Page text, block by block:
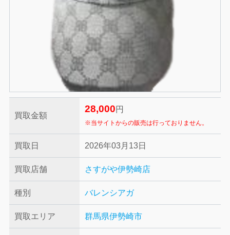
買取金額
28,000 円
※当サイトからの販売は行っておりません。
買取日 2026年03月13日
買取店舗 さすがや伊勢崎店
種別 バレンシアガ
買取エリア 群馬県伊勢崎市